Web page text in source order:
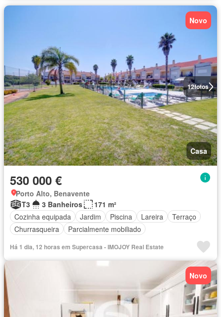
12fotos
Novo
Casa
530 000 €
Porto Alto, Benavente
T3
3 Banheiros
171 m²
Cozinha equipada
Jardim Piscina Lareira
Terraço
Churrasqueira
Parcialmente mobiliado
Há 1 dia, 12 horas em Supercasa - IMOJOY Real Estate
Novo